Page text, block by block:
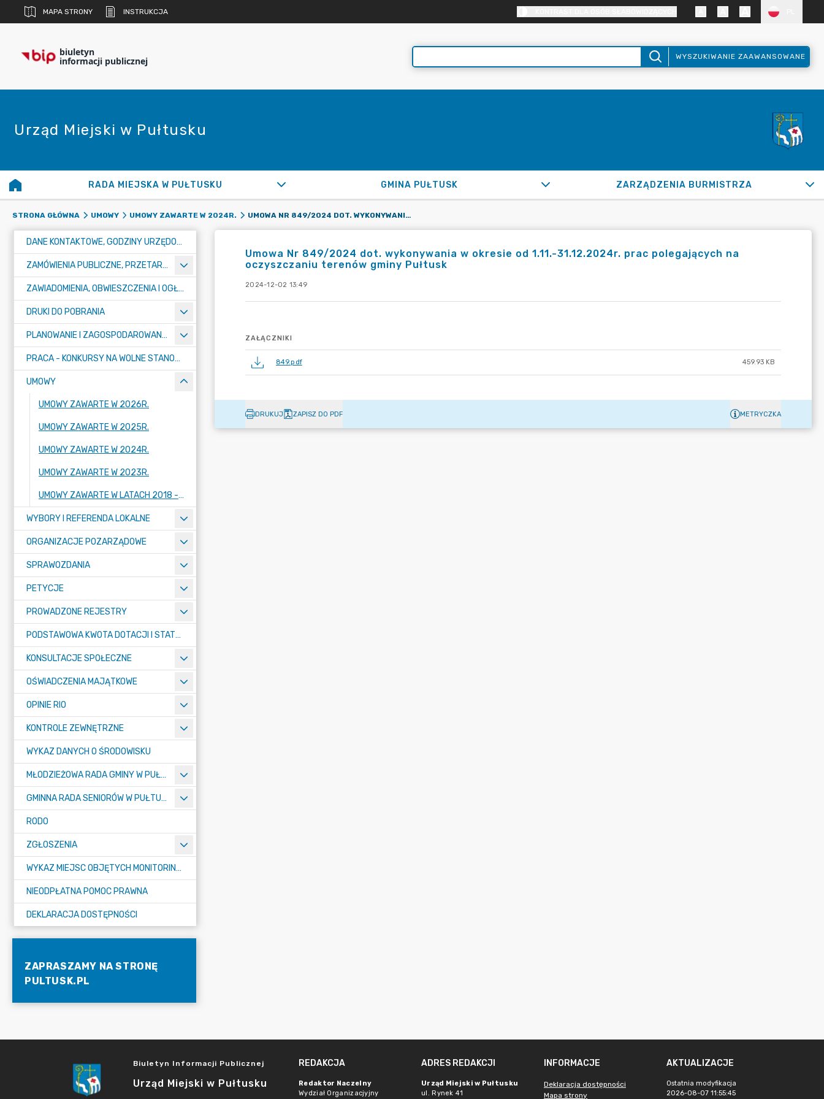
MAPA STRONY INSTRUKCJA
biuletyn
informacji publicznej WYSZUKIWANIE ZAAWANSOWANE
Urząd Miejski w Pułtusku
RADA MIEJSKA W PUŁTUSKU GMINA PUŁTUSK ZARZĄDZENIA BURMISTRZA
STRONA GŁÓWNA UMOWY UMOWY ZAWARTE W 2024R. UMOWA NR 849/2024 DOT. WYKONYWANIA W OKRESIE OD 1.11.-31.12.2024R. PRAC POLEGAJĄCYCH NA OCZYSZCZANIU TERENÓW GMINY PUŁTUSK
DANE KONTAKTOWE, GODZINY URZĘDOWANIA I NUMER KONTA BANKOWEGO
ZAMÓWIENIA PUBLICZNE, PRZETARGI, KONKURSY
ZAWIADOMIENIA, OBWIESZCZENIA I OGŁOSZENIA
DRUKI DO POBRANIA
PLANOWANIE I ZAGOSPODAROWANIE PRZESTRZENNE
PRACA - KONKURSY NA WOLNE STANOWISKA
UMOWY
UMOWY ZAWARTE W 2026R.
UMOWY ZAWARTE W 2025R.
UMOWY ZAWARTE W 2024R.
UMOWY ZAWARTE W 2023R.
UMOWY ZAWARTE W LATACH 2018 - 2022
WYBORY I REFERENDA LOKALNE
ORGANIZACJE POZARZĄDOWE
SPRAWOZDANIA
PETYCJE
PROWADZONE REJESTRY
PODSTAWOWA KWOTA DOTACJI I STATYSTYCZNA LICZBA UCZNIÓW
KONSULTACJE SPOŁECZNE
OŚWIADCZENIA MAJĄTKOWE
OPINIE RIO
KONTROLE ZEWNĘTRZNE
WYKAZ DANYCH O ŚRODOWISKU
MŁODZIEŻOWA RADA GMINY W PUŁTUSKU
GMINNA RADA SENIORÓW W PUŁTUSKU
RODO
ZGŁOSZENIA
WYKAZ MIEJSC OBJĘTYCH MONITORINGIEM
NIEODPŁATNA POMOC PRAWNA
DEKLARACJA DOSTĘPNOŚCI
ZAPRASZAMY NA STRONĘ
PULTUSK.PL
Umowa Nr 849/2024 dot. wykonywania w okresie od 1.11.-31.12.2024r. prac polegających na
oczyszczaniu terenów gminy Pułtusk
2024-12-02 13:49
ZAŁĄCZNIKI
849.pdf 459.93 KB
DRUKUJ ZAPISZ DO PDF METRYCZKA
Biuletyn Informacji Publicznej
Urząd Miejski w Pułtusku
REDAKCJA
Redaktor Naczelny
Wydział Organizacjyjny
ADRES REDAKCJI
Urząd Miejski w Pułtusku
ul. Rynek 41
INFORMACJE
Deklaracja dostępności
Mapa strony
AKTUALIZACJE
Ostatnia modyfikacja
2026-08-07 11:55:45